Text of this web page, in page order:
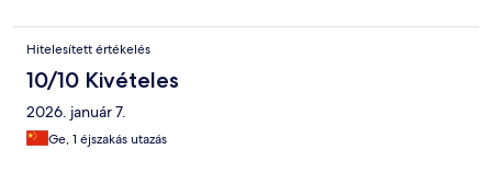
Hitelesített értékelés
10/10 Kivételes
2026. január 7.
Ge, 1 éjszakás utazás